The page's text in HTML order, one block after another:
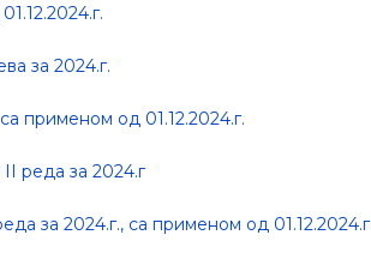
за 2024.г.
применом од 01.12.2024.г.
реда за 2024.г
за 2024.г., са применом од